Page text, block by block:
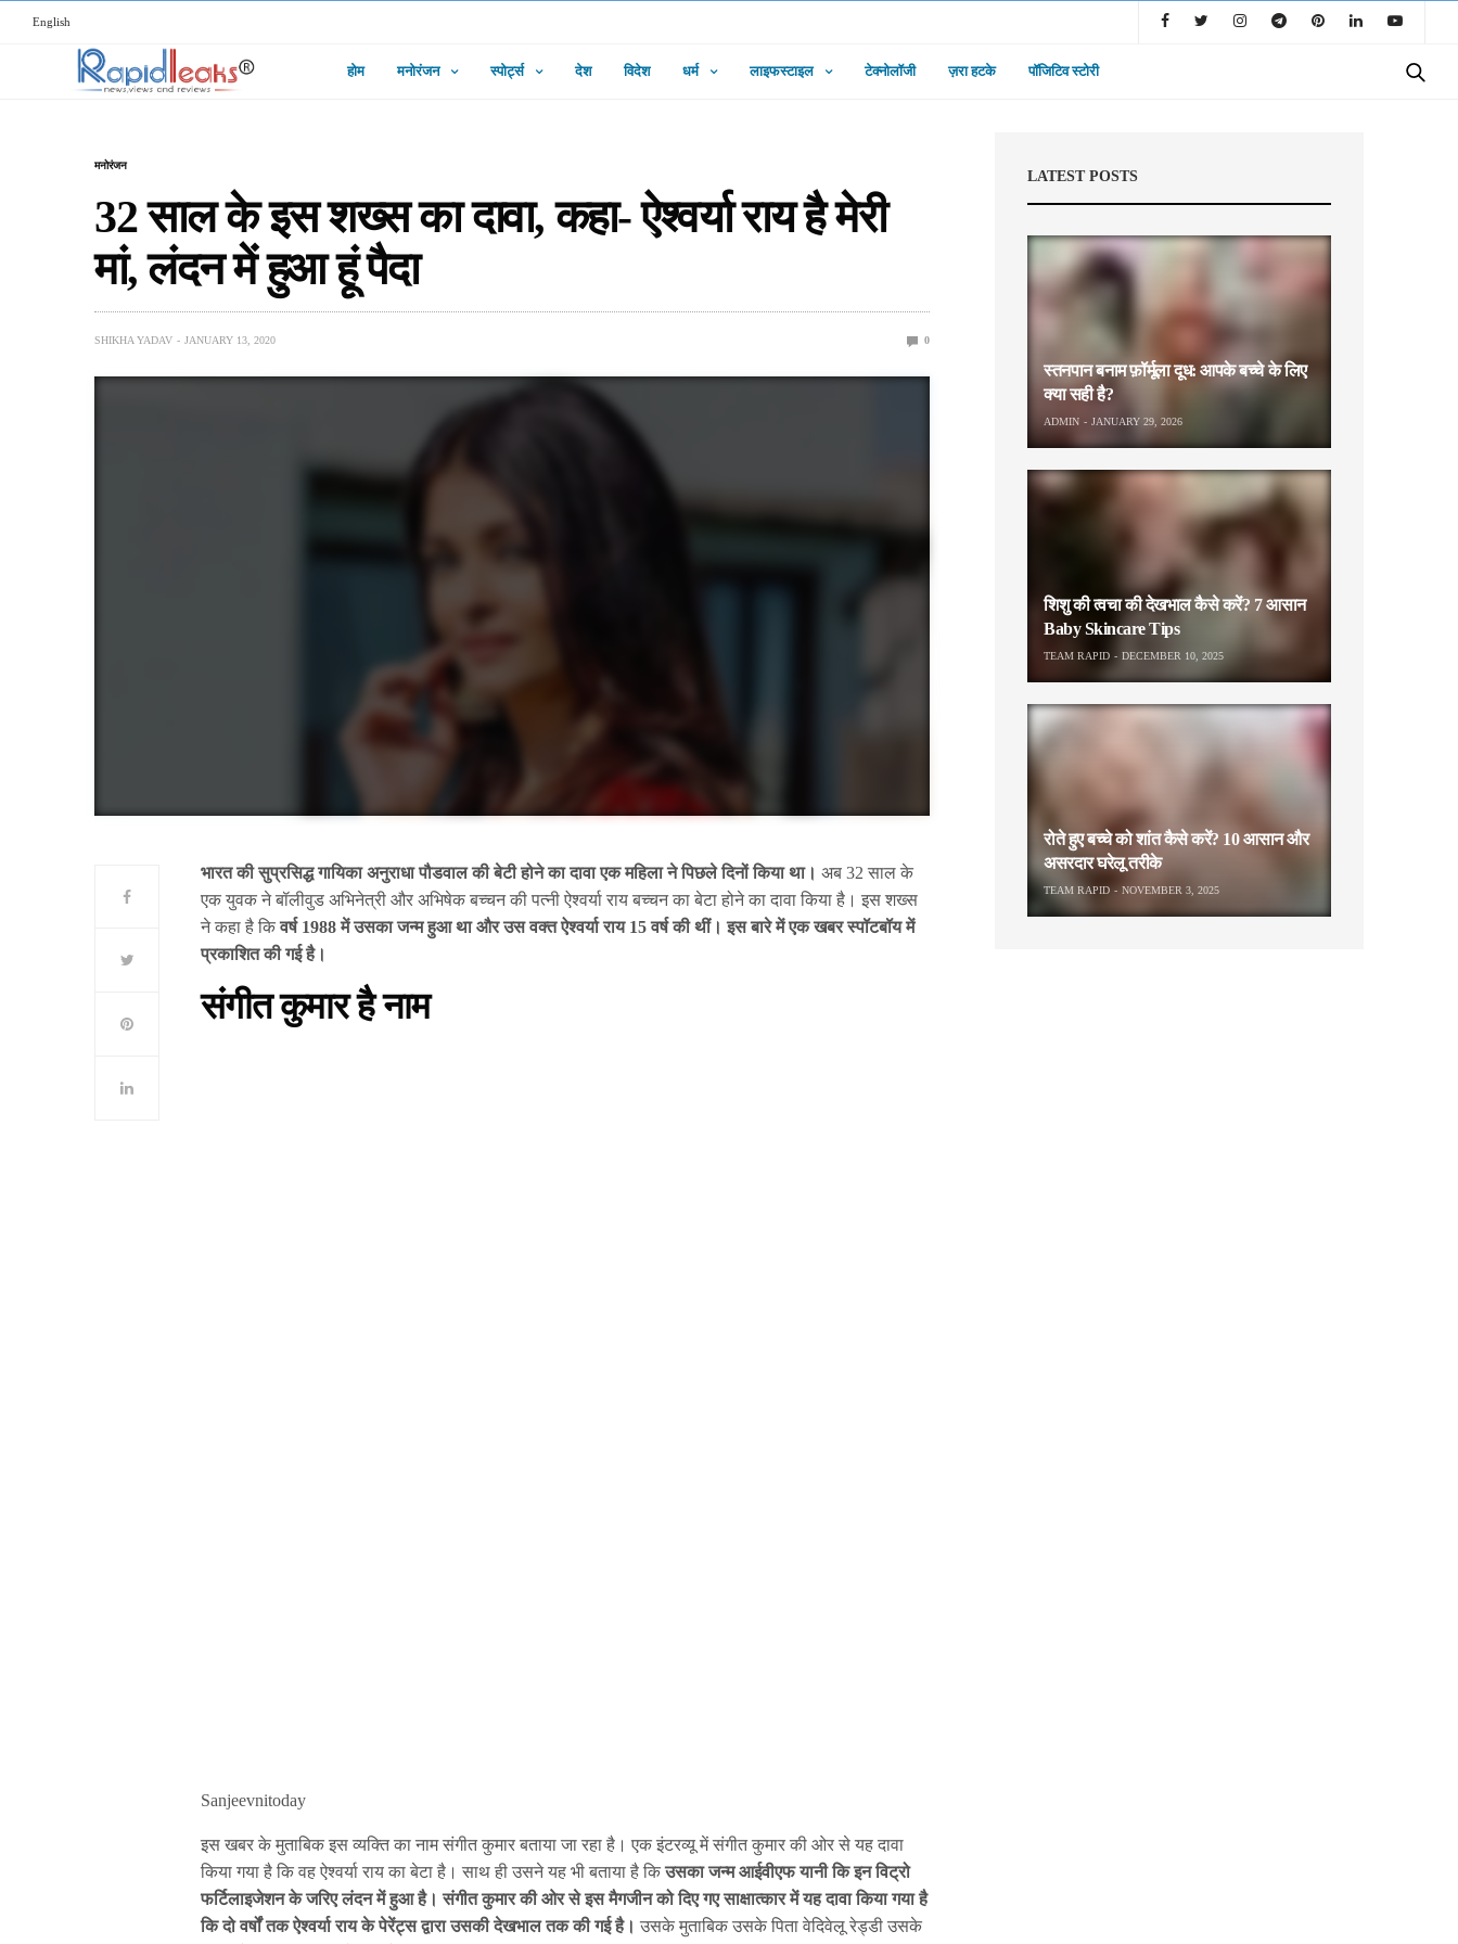
English
होम मनोरंजन स्पोर्ट्स देश विदेश धर्म लाइफस्टाइल टेक्नोलॉजी ज़रा हटके पॉजिटिव स्टोरी
मनोरंजन
32 साल के इस शख्स का दावा, कहा- ऐश्वर्या राय है मेरी
मां, लंदन में हुआ हूं पैदा
SHIKHA YADAV JANUARY 13, 2020 0
भारत की सुप्रसिद्ध गायिका अनुराधा पौडवाल की बेटी होने का दावा एक महिला ने पिछले दिनों किया था। अब 32 साल के
एक युवक ने बॉलीवुड अभिनेत्री और अभिषेक बच्चन की पत्नी ऐश्वर्या राय बच्चन का बेटा होने का दावा किया है। इस शख्स
ने कहा है किवर्ष 1988 में उसका जन्म हुआ था और उस वक्त ऐश्वर्या राय 15 वर्ष की थीं। इस बारे में एक खबर स्पॉटबॉय में
प्रकाशित की गई है।
संगीत कुमार है नाम
Sanjeevnitoday
इस खबर के मुताबिक इस व्यक्ति का नाम संगीत कुमार बताया जा रहा है। एक इंटरव्यू में संगीत कुमार की ओर से यह दावा
किया गया है कि वह ऐश्वर्या राय का बेटा है। साथ ही उसने यह भी बताया है किउसका जन्म आईवीएफ यानी कि इन विट्रो
फर्टिलाइजेशन के जरिए लंदन में हुआ है। संगीत कुमार की ओर से इस मैगजीन को दिए गए साक्षात्कार में यह दावा किया गया है
कि दो वर्षों तक ऐश्वर्या राय के पेरेंट्स द्वारा उसकी देखभाल तक की गई है। उसके मुताबिक उसके पिता वेदिवेलू रेड्डी उसके
LATEST POSTS
स्तनपान बनाम फ़ॉर्मूला दूध: आपके बच्चे के लिए
क्या सही है?
ADMIN JANUARY 29, 2026
शिशु की त्वचा की देखभाल कैसे करें? 7 आसान
Baby Skincare Tips
TEAM RAPID DECEMBER 10, 2025
रोते हुए बच्चे को शांत कैसे करें? 10 आसान और
असरदार घरेलू तरीके
TEAM RAPID NOVEMBER 3, 2025